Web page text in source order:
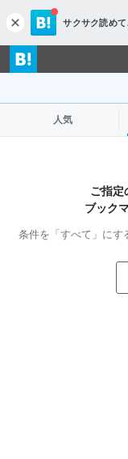
c
l
o
s
サクサク読めて
人気
ご指定
ブック
条件を「すべて」にす